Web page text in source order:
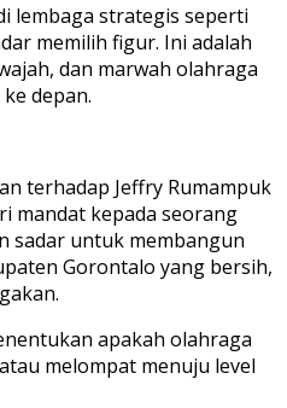
lembaga strategis seperti
memilih figur. Ini adalah
dan marwah olahraga
depan.
terhadap Jeffry Rumampuk
mandat kepada seorang
sadar untuk membangun
Gorontalo yang bersih,
apakah olahraga
melompat menuju level